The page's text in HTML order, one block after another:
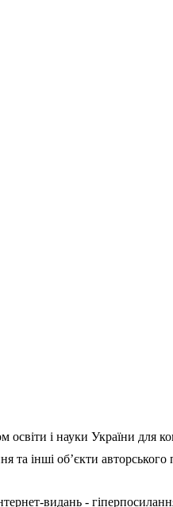
освіти і науки України
інші об’єкти
видань -